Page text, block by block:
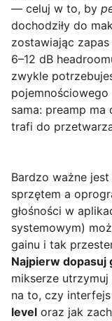
— celuj w to, by
dochodziły do
zostawiając
6–12 dB
zwykle
sama: preamp ma
trafi do
Bardzo ważne
sprzętem a
głośności w
systemowym)
gainu i tak
Najpierw dopasuj
mikserze
na to, czy
level oraz jak